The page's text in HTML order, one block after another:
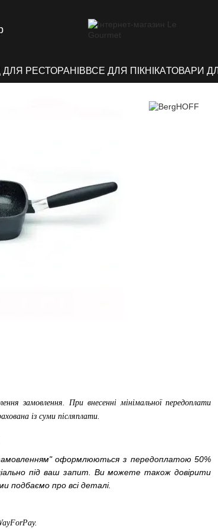
РЕСТОРАНІВВСЕ ДЛЯ ПІКНІКАТОВАРИ
замовлення. При внесенні мінімальної передоплати
із суми післяплати.
оформлюються з передоплатою 50%
під ваш запит. Ви можете також довірити
подбаємо про всі деталі.
.